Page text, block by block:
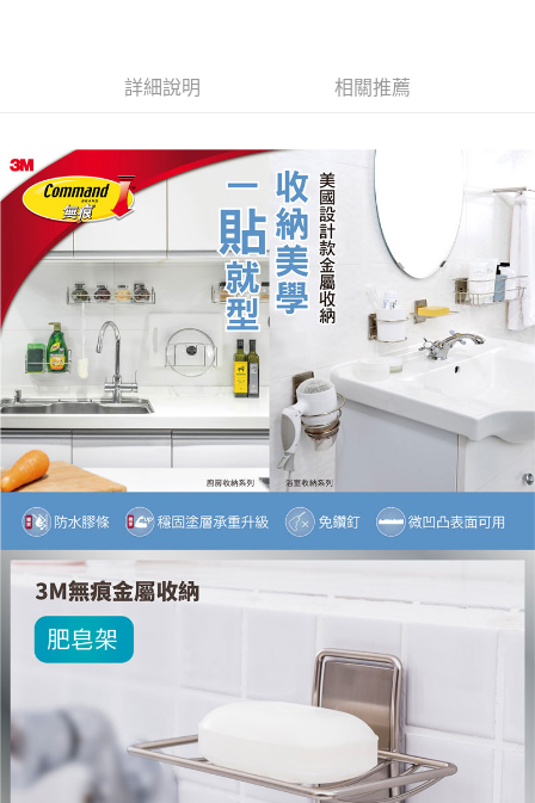
※ 交易是否成功請以「AFTEE先享後付 」之結帳頁面顯示為準，若有關於
【注意事項】
１．透過由恩沛科技股份有限公司提供之「AFTEE先享後付」服務完成之交
易，需依本服務之必要範圍內提供個人資料，並將交易相關給付款項請求債
權轉讓予恩沛科技股份有限公司。
２．關於個人資料處理事宜，請瀏覽以下網址：
https://aftee.tw/terms/#terms3
３．未成年的使用者請事先徵得法定代理人或監護人之同意方可使用
「AFTEE先享後付」，若未經同意申辦者引起之損失，本公司不負相關責
任。
４．使用「AFTEE先享後付」時，將依據個別帳號之用戶狀況，依本公司即
時審查核予不同之上限額度；若仍有額度不足之情形，本公司將視審查結果
請求用戶進行身份認證。
５．嚴禁一人註冊多個帳號或使用他人資訊註冊。若發現惡意使用之情形，
恩沛科技股份有限公司將有權停止該用戶之使用額度並採取法律行動。
付款後7-11取貨
宅配
每筆NT$70，滿NT$599(含以上)免運費
詳細說明 相關推薦